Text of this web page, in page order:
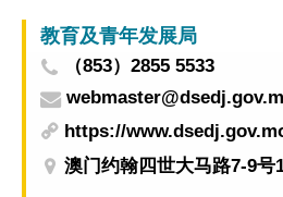
教育及青年发展局
（853）2855 5533
https://
澳门约翰四世大马路7-9号